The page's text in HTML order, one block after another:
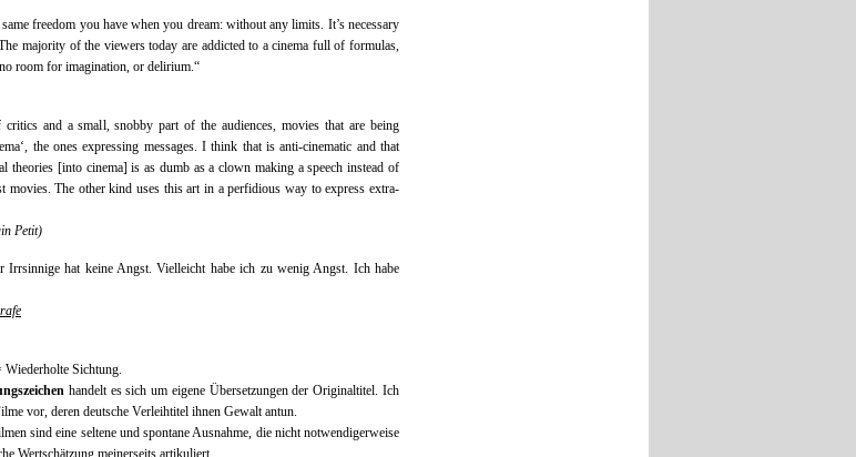
freedom you have when you dream: without any limits. It’s necessary
majority of the viewers today are addicted to a cinema full of formulas,
room for imagination, or delirium.“
and a small, snobby part of the audiences, movies that are being
the ones expressing messages. I think that is anti-cinematic and that
theories [into cinema] is as dumb as a clown making a speech instead of
movies. The other kind uses this art in a perfidious way to express extra-
Petit)
Irrsinnige hat keine Angst. Vielleicht habe ich zu wenig Angst. Ich habe
Sichtung.
handelt es sich um eigene Übersetzungen der Originaltitel. Ich
vor, deren deutsche Verleihtitel ihnen Gewalt antun.
sind eine seltene und spontane Ausnahme, die nicht notwendigerweise
Wertschätzung meinerseits artikuliert.